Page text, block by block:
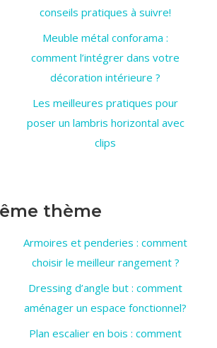
conseils pratiques à suivre!
Meuble métal conforama :
comment l’intégrer dans votre
décoration intérieure ?
Les meilleures pratiques pour
poser un lambris horizontal avec
clips
thème
Armoires et penderies : comment
choisir le meilleur rangement ?
Dressing d’angle but : comment
aménager un espace fonctionnel?
Plan escalier en bois : comment